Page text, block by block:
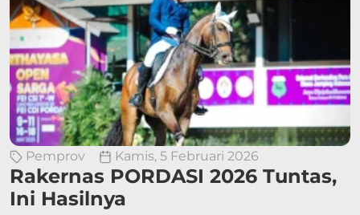
Pemprov Kamis, 5 Februari 2026
Rakernas PORDASI 2026 Tuntas,
Ini Hasilnya